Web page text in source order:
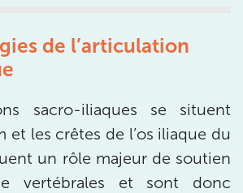
de l’articulation
sacro-iliaques se situent
et les crêtes de l’os iliaque du
un rôle majeur de soutien
vertébrales et sont donc
Morizet 92100 Boulogne-Billancourt
34 79
sur